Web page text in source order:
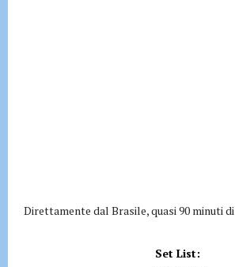
Direttamente dal Brasile, quasi 90 minuti di
Set List: